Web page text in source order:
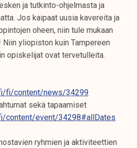
ja tutkinto-ohjelmasta ja
Jos kaipaat uusia kavereita ja
oheen, niin tule mukaan
yliopiston kuin Tampereen
opiskelijat ovat tervetulleita.
fi/content/news/34299
sekä tapaamiset
content/event/34298#allDates
ryhmien ja aktiviteettien